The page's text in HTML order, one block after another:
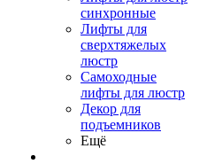
синхронные
Лифты для
сверхтяжелых
люстр
Самоходные
лифты для люстр
Декор для
подъемников
Ещё